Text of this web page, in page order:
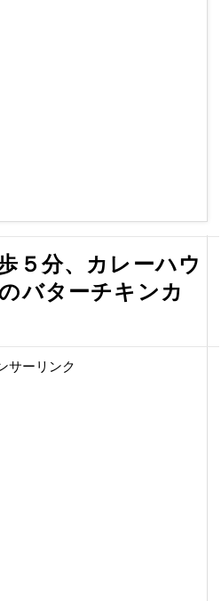
５分、カレーハウ
バターチキンカ
サーリンク